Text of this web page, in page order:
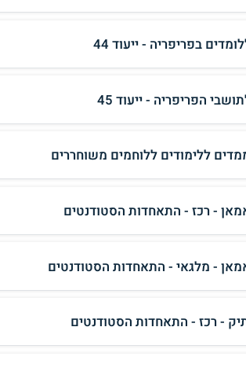
בפריפריה - ייעוד 44
הפריפריה - ייעוד 45
ללימודים ללוחמים משוחררים
- רכז - התאחדות הסטודנטים
- מלגאי - התאחדות הסטודנטים
- רכז - התאחדות הסטודנטים